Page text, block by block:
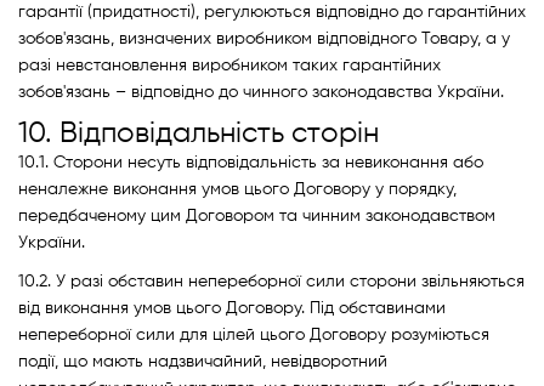
гарантії (придатності), регулюються відповідно до гарантійних
зобов'язань, визначених виробником відповідного Товару, а у
разі невстановлення виробником таких гарантійних
зобов'язань – відповідно до чинного законодавства України.
10. Відповідальність сторін
10.1. Сторони несуть відповідальність за невиконання або
неналежне виконання умов цього Договору у порядку,
передбаченому цим Договором та чинним законодавством
України.
10.2. У разі обставин непереборної сили сторони звільняються
від виконання умов цього Договору. Під обставинами
непереборної сили для цілей цього Договору розуміються
події, що мають надзвичайний, невідворотний